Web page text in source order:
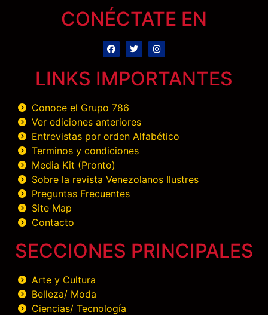
CONÉCTATE EN
LINKS IMPORTANTES
Conoce el Grupo 786
Ver ediciones anteriores
Entrevistas por orden Alfabético
Terminos y condiciones
Media Kit (Pronto)
Sobre la revista Venezolanos Ilustres
Preguntas Frecuentes
Site Map
Contacto
SECCIONES PRINCIPALES
Arte y Cultura
Belleza/ Moda
Ciencias/ Tecnología